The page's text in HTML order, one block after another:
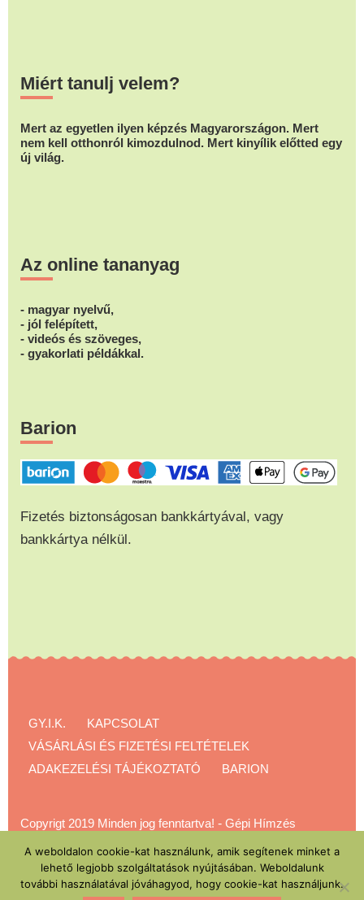
Miért tanulj velem?
Mert az egyetlen ilyen képzés Magyarországon. Mert
nem kell otthonról kimozdulnod. Mert kinyílik előtted egy
új világ.
Az online tananyag
- magyar nyelvű,
- jól felépített,
- videós és szöveges,
- gyakorlati példákkal.
Barion
Fizetés biztonságosan bankkártyával, vagy
bankkártya nélkül.
GY.I.K.
KAPCSOLAT
VÁSÁRLÁSI ÉS FIZETÉSI FELTÉTELEK
ADAKEZELÉSI TÁJÉKOZTATÓ
BARION
Copyrigt 2019 Minden jog fenntartva! - Gépi Hímzés
A weboldalon cookie-kat használunk, amik segítenek minket a
lehető legjobb szolgáltatások nyújtásában. Weboldalunk
további használatával jóváhagyod, hogy cookie-kat használjunk.